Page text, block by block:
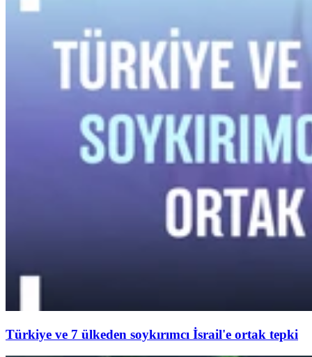
Türkiye ve 7 ülkeden soykırımcı İsrail'e ortak tepki